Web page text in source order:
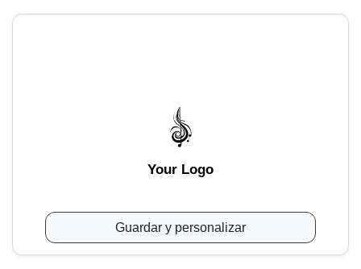
Your Logo
Guardar y personalizar